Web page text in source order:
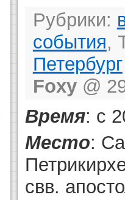
Рубрики:
события,
Петербург
Foxy@
Время: с
Место:
свв.